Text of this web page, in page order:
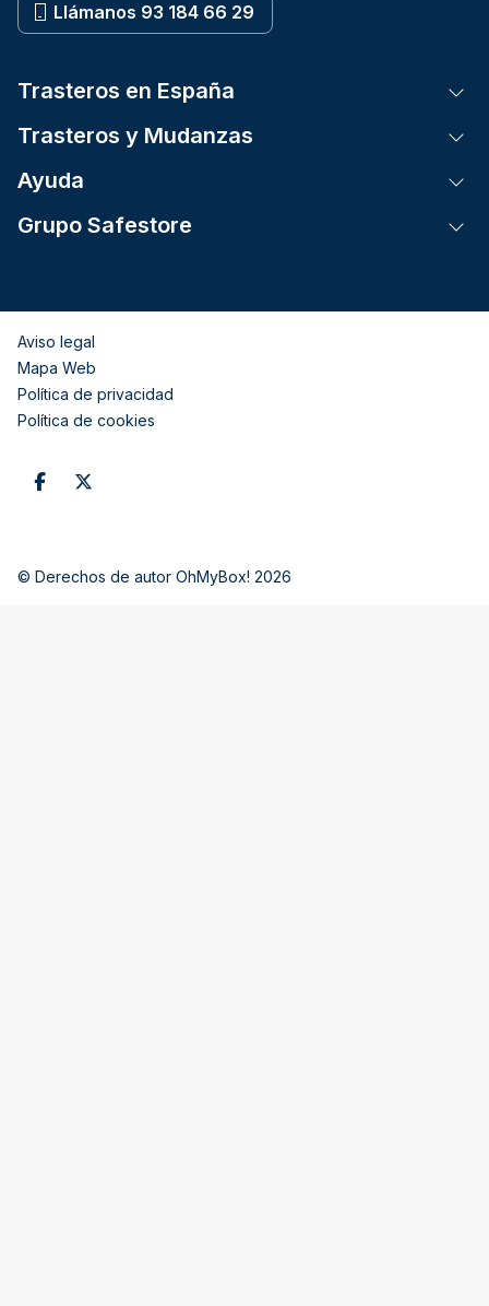
Llámanos 93 184 66 29
Trasteros en España
Trasteros y Mudanzas
Ayuda
Grupo Safestore
Aviso legal
Mapa Web
Política de privacidad
Política de cookies
© Derechos de autor OhMyBox! 2026